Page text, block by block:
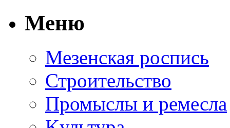
Меню
Мезенская роспись
Строительство
Промыслы и ремесла